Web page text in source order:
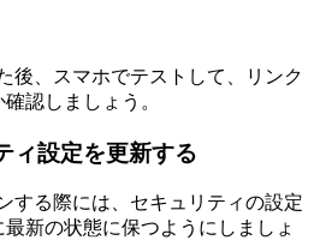
後、スマホでテストして、リンク
認しましょう。
ィ設定を更新する
する際には、セキュリティの設定
新の状態に保つようにしましょ